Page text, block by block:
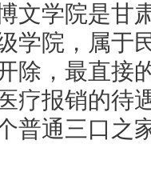
学院是甘
学院，属于
除，最直接
疗报销的待
普通三口之